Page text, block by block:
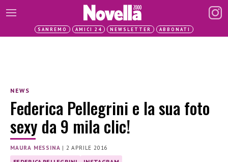
SANREMO AMICI 24 NEWSLETTER ABBONATI
NEWS
Federica Pellegrini e la sua foto
sexy da 9 mila clic!
MAURA MESSINA | 2 APRILE 2016